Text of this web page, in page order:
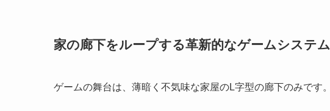
家の廊下をループする革新的なゲームシステム
ゲームの舞台は、薄暗く不気味な家屋のL字型の廊下のみです。